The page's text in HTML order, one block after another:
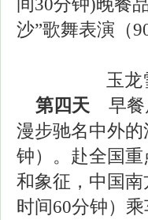
间30分钟)晚餐
沙”歌舞表演（
玉龙
第四天 早餐
漫步驰名中外
钟）。赴全国
和象征，中国
时间60分钟）